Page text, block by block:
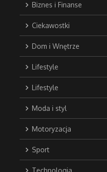
Biznes i Finanse
Ciekawostki
Dom i Wnętrze
Lifestyle
Lifestyle
Moda i styl
Motoryzacja
Sport